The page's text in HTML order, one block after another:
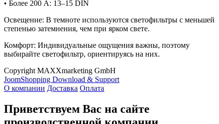
• Более 200 А: 13–15 DIN
Освещение: В темноте используются светофильтры с меньшей
степенью затемнения, чем при ярком свете.
Комфорт: Индивидуальные ощущения важны, поэтому
выбирайте светофильтр, ориентируясь на них.
Copyright MAXXmarketing GmbH
JoomShopping Download & Support
О компании Доставка Оплата
Приветствуем Вас на сайте